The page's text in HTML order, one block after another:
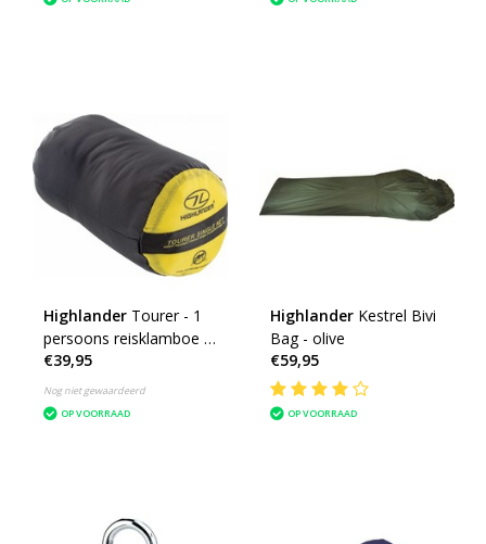
Highlander Tourer - 1
persoons reisklamboe -
geïmpregneerd
muskietennet - wit
€39,95
Nog niet gewaardeerd
OP VOORRAAD
Highlander Kestrel Bivi
Bag - olive
€59,95
OP VOORRAAD